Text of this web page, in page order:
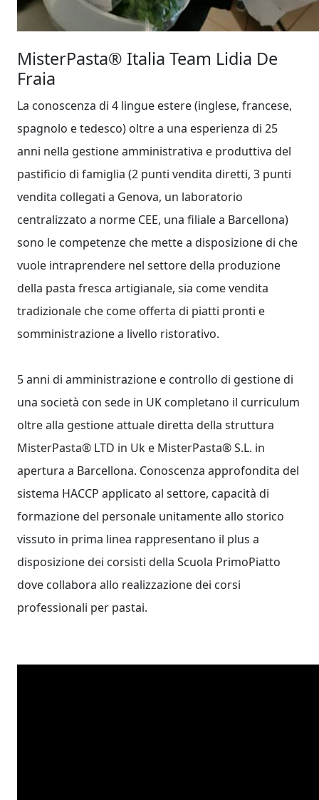
MisterPasta® Italia Team Lidia De
Fraia
La conoscenza di 4 lingue estere (inglese, francese,
spagnolo e tedesco) oltre a una esperienza di 25
anni nella gestione amministrativa e produttiva del
pastificio di famiglia (2 punti vendita diretti, 3 punti
vendita collegati a Genova, un laboratorio
centralizzato a norme CEE, una filiale a Barcellona)
sono le competenze che mette a disposizione di che
vuole intraprendere nel settore della produzione
della pasta fresca artigianale, sia come vendita
tradizionale che come offerta di piatti pronti e
somministrazione a livello ristorativo.
5 anni di amministrazione e controllo di gestione di
una società con sede in UK completano il curriculum
oltre alla gestione attuale diretta della struttura
MisterPasta® LTD in Uk e MisterPasta®S.L. in
apertura a Barcellona. Conoscenza approfondita del
sistema HACCP applicato al settore, capacità di
formazione del personale unitamente allo storico
vissuto in prima linea rappresentano il plus a
disposizione dei corsisti della Scuola PrimoPiatto
dove collabora allo realizzazione dei corsi
professionali per pastai.